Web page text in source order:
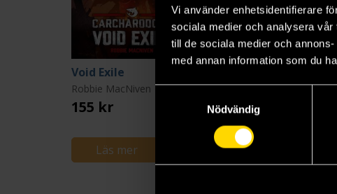
Vi använder enhetsidentifierare
sociala medier och analysera
till de sociala medier och
med annan information som du
Nödvändig
Void Exile
Robbie MacNiven
155 kr
Läs mer